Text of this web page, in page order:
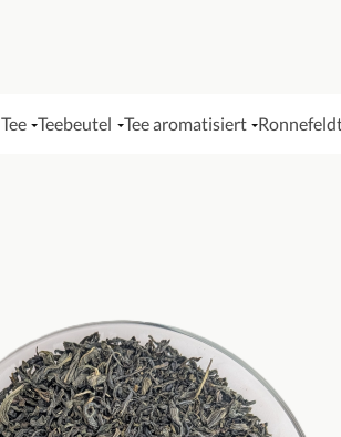
Tee Teebeutel Tee aromatisiert